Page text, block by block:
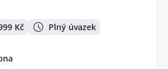
Kč Plný úvazek